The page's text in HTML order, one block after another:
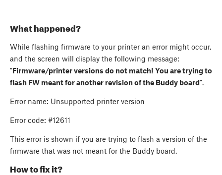
What happened?
While flashing firmware to your printer an error might occur,
and the screen will display the following message:
"Firmware/printer versions do not match! You are trying to
flash FW meant for another revision of the Buddy board".
Error name: Unsupported printer version
Error code: #12611
This error is shown if you are trying to flash a version of the
firmware that was not meant for the Buddy board.
How to fix it?